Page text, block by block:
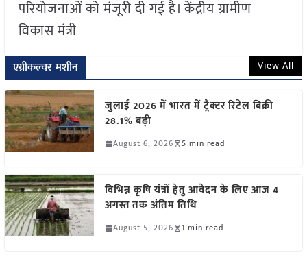
परियोजनाओं को मंजूरी दी गई है। केंद्रीय ग्रामीण
विकास मंत्री
एग्रीकल्चर मशीन View All
जुलाई 2026 में भारत में ट्रैक्टर रिटेल बिक्री
28.1% बढ़ी
August 6, 2026 5 min read
विभिन्न कृषि यंत्रों हेतु आवेदन के लिए आज 4
अगस्त तक अंतिम तिथि
August 5, 2026 1 min read